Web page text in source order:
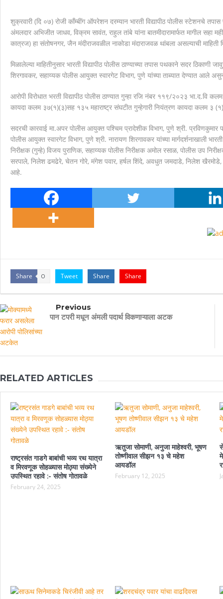
शुक्रवारी (दि ०७) रोजी काँम्बींग ऑपरेशन दरम्यान भारती विद्यापीठ पोलीस स्टेशनचे
अंमलदार अभिजीत जाधव, विक्रम सावंत, राहुल तांबे यांना बातमीदारामार्फत मागील
कात्रज) हा संतोषनगर, जैन मंदीराजवळील नाकोडा मंदाराजवळ थांबला असल्याची माहिती
मिळालेल्या माहितीनुसार भारती विद्यापीठ पोलीस ठाण्याच्या तपास पथकाने सदर ठिकाणी
शिरगावकर, सहाय्यक पोलीस आयुक्त स्वारगेट विभाग, पुणे यांच्या ताब्यात देण्यात आले
आरोपी विरोधात भरती विद्यापीठ पोलीस ठाण्यात गुन्हा रजि नंबर ११९/२०२३
कायदा कलम ३७(१)(३)सह १३५ महाराष्ट्र संघटीत गुन्हेगारी नियंत्रण कायदा कलम ३
सदरची कारवाई मा.अपर पोलीस आयुक्त पश्चिम प्रादेशीक विभाग, पुणे श्री. प्रविणकुमार
पोलीस आयुक्त स्वारगेट विभाग, पुणे श्री. नारायण शिरगावकर यांच्या मार्गदर्शनाखाली
निरीक्षक (गुन्हे) विजय पुराणिक, सहाय्यक पोलीस निरीक्षक अमोल रसाळ, पोलीस उप
सरपाले, निलेश ढमढेरे, चेतन गोरे, मंगेश पवार, हर्षल शिंदे, अवधुत जमदाडे, निलेश
आहे.
Share 0 Tweet Share Share
Previous
पान टपरी मधून अंमली पदार्थ विकणाऱ्याला अटक
RELATED ARTICLES
राष्ट्रसंत गाडगे बाबांची भव्य रथ यात्रा
व मिरवणूक सोहळ्यास मोठ्या संख्येने
उपस्थित रहावे :- संतोष गोतावळे
February 24, 2025
ऋतुजा सोमाणी, अनुजा माहेश्वरी, भूषण
तोष्णीवाल सीझन १३ चे महेश
आयडॉल
February 12, 2025